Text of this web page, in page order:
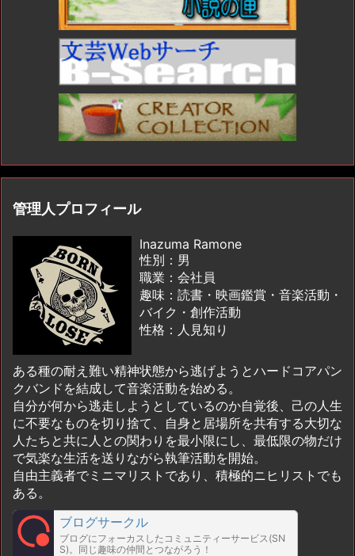
管理人プロフィール
Inazuma Ramone
性別：男
職業：会社員
趣味：読書・映画鑑賞・音楽活動・
バイク・創作活動
性格：人見知り
ある種の耐え難い精神状態から逃げようとハードコアパン
クバンドを結成して音楽活動を始める。
自分が何から逃走しようとしているのか自覚後、己の人生
に不要なものを切り捨て、自身と居場所を共有する大切な
人たちと共に人との関わりを最小限にし、最低限の物だけ
で気楽な生活を送りながら執筆活動を開始。
自由主義者でミニマリストであり、積極的ニヒリストでも
ある。
ブログサークル
ブログにフォーカスしたコミュニティーサービス(SN
S)。同じ趣味の仲間とつながろう！